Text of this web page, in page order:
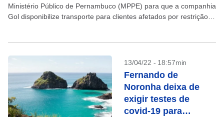
Ministério Público de Pernambuco (MPPE) para que a companhia
Gol disponibilize transporte para clientes afetados por restrição
13/04/22 - 18:57min
Fernando de
Noronha deixa de
exigir testes de
covid-19 para